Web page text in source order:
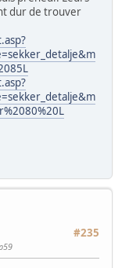
dur de trouver
#235